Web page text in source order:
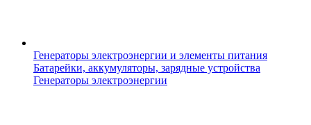
Генераторы электроэнергии и элементы питания
Батарейки, аккумуляторы, зарядные устройства
Генераторы электроэнергии